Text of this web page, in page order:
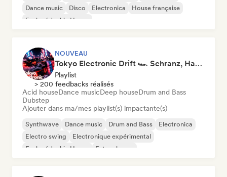
Dance music
Disco Electronica
House française
Funky / Jackin House
NOUVEAU
Tokyo Electronic Drift 🏎️ Schranz, Hard Techno & Anime EDM
Playlist
> 200 feedbacks réalisés
Acid houseDance musicDeep houseDrum and Bass
Dubstep
Ajouter dans ma/mes playlist(s) impactante(s)
Synthwave Dance music Drum and Bass
Electronica
Electro swing
Electronique expérimental
Funky / Jackin House
Future house